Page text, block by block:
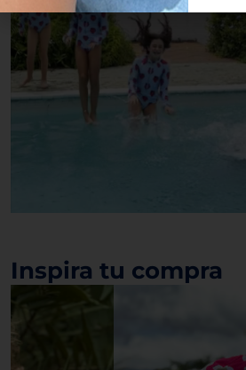
Inspira tu compra